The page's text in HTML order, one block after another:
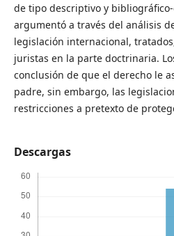
de tipo descriptivo y
argumentó a través del análisis
legislación internacional,
juristas en la parte doctrinaria.
conclusión de que el derecho le
padre, sin embargo, las
restricciones a pretexto de
Descargas